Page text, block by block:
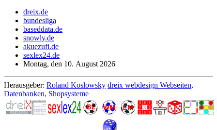
dreix.de
bundesliga
baseddata.de
snowly.de
akuezufi.de
sexlex24.de
Montag, den 10. August 2026
Herausgeber: Roland Koslowsky dreix webdesign Webseiten,
Datenbanken, Shopsysteme